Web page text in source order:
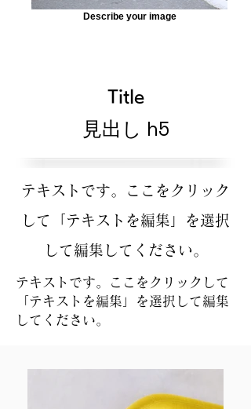
Describe your image
Title
見出し h5
テキストです。ここをクリック
して「テキストを編集」を選択
して編集してください。
テキストです。ここをクリックして
「テキストを編集」を選択して編集
してください。